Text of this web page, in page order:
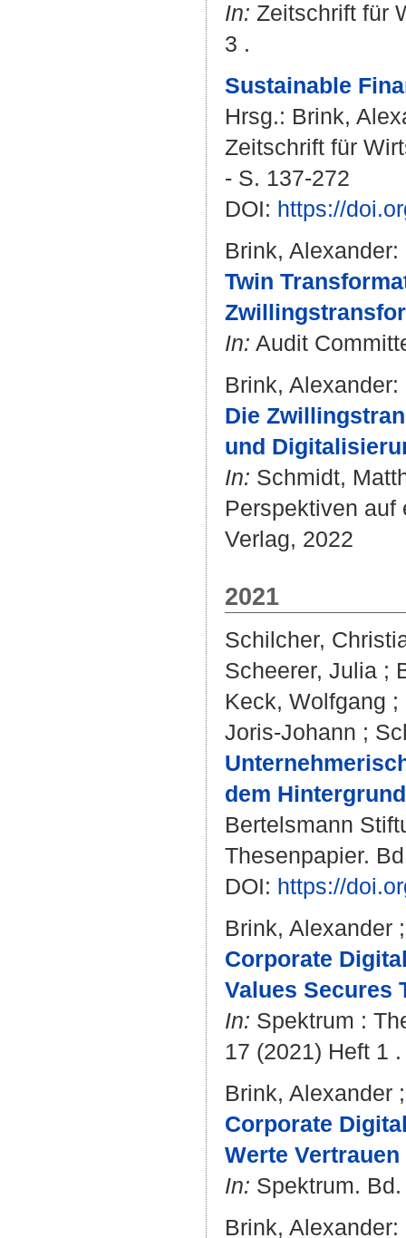
In: Zeitschrift für
3 .
Sustainable
Hrsg.: Brink,
Zeitschrift für
- S. 137-272
DOI: https://
Brink, Alexander:
Twin
In: Audit
Brink, Alexander:
Die
und
In: Schmidt,
Perspektiven auf
Verlag, 2022
2021
Schilcher,
Scheerer, Julia ;
Keck, Wolfgang ;
Joris-Johann ;
dem
Bertelsmann
Thesenpapier.
DOI: https://
Brink, Alexander
Corporate
Values Secures
In: Spektrum :
17 (2021) Heft 1
Brink, Alexander
Corporate
Werte
In: Spektrum.
Brink, Alexander: